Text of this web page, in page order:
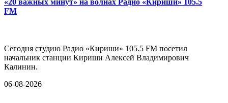
«20 важных минут» на волнах Радио «Кириши» 105.5
FM
Сегодня студию Радио «Кириши» 105.5 FM посетил
начальник станции Кириши Алексей Владимирович
Калинин.
06-08-2026